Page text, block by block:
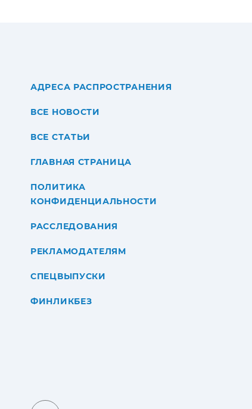
АДРЕСА РАСПРОСТРАНЕНИЯ
ВСЕ НОВОСТИ
ВСЕ СТАТЬИ
ГЛАВНАЯ СТРАНИЦА
ПОЛИТИКА
КОНФИДЕНЦИАЛЬНОСТИ
РАССЛЕДОВАНИЯ
РЕКЛАМОДАТЕЛЯМ
СПЕЦВЫПУСКИ
ФИНЛИКБЕЗ